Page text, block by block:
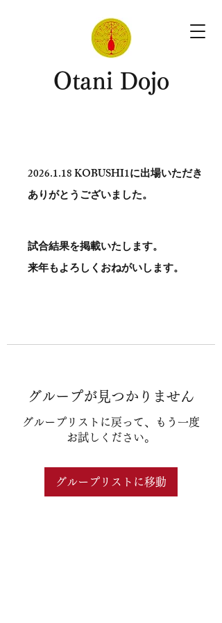
​Otani Dojo
2026.1.18KOBUSHI1に出場いただき
ありがとう​ございました。
試合結果を掲載いたします。
​来年もよろしくおねがいします。
グループが見つかりません
グループリストに戻って、もう一度
お試しください。
グループリストに移動